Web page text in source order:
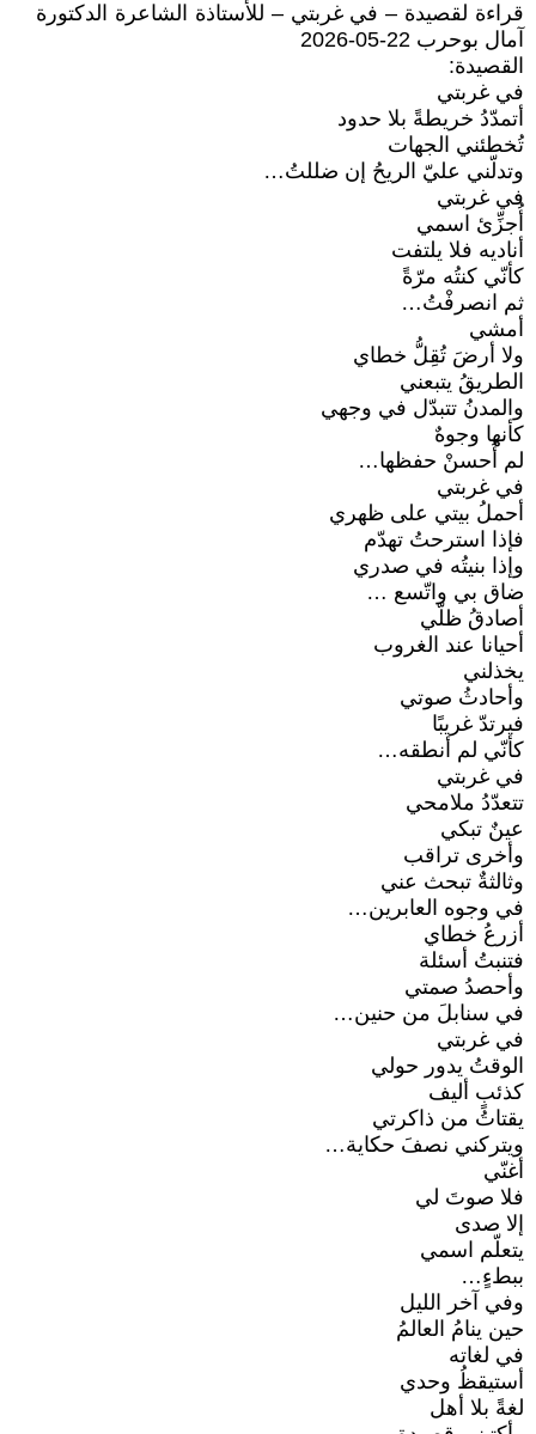
قراءة لقصيدة – في غربتي – للأستاذة الشاعرة الدكتورة
آمال بوحرب 22-05-2026
القصيدة:
في غربتي
أتمدّدُ خريطةً بلا حدود
تُخطئني الجهات
وتدلّني عليّ الريحُ إن ضللتُ…
في غربتي
أُجزِّئ اسمي
أناديه فلا يلتفت
كأنّي كنتُه مرّةً
ثم انصرفْتُ…
أمشي
ولا أرضَ تُقِلُّ خطاي
الطريقُ يتبعني
والمدنُ تتبدّل في وجهي
كأنها وجوهٌ
لم أُحسنْ حفظها…
في غربتي
أحملُ بيتي على ظهري
فإذا استرحتُ تهدّم
وإذا بنيتُه في صدري
ضاق بي واتّسع …
أصادقُ ظلّي
أحيانا عند الغروب
يخذلني
وأحادثُ صوتي
فيرتدّ غريبًا
كأنّي لم أنطقه…
في غربتي
تتعدّدُ ملامحي
عينٌ تبكي
وأخرى تراقب
وثالثةٌ تبحث عني
في وجوه العابرين…
أزرعُ خطاي
فتنبتُ أسئلة
وأحصدُ صمتي
في سنابلَ من حنين…
في غربتي
الوقتُ يدور حولي
كذئبٍ أليف
يقتاتُ من ذاكرتي
ويتركني نصفَ حكاية…
أغنّي
فلا صوتَ لي
إلا صدى
يتعلّم اسمي
ببطءٍ…
وفي آخر الليل
حين ينامُ العالمُ
في لغاته
أستيقظُ وحدي
لغةً بلا أهل